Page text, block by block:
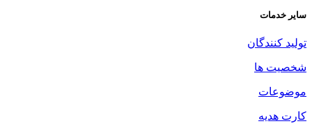
سایر خدمات
تولید کنندگان
شخصیت ها
موضوعات
کارت هدیه